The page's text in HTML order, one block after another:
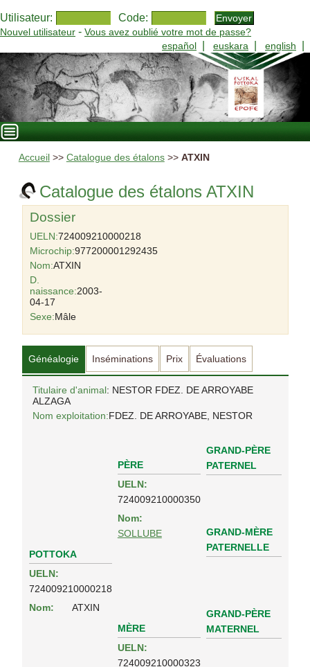
Utilisateur: Code:
Nouvel utilisateur - Vous avez oublié votre mot de passe?
español
euskara english
Accueil >> Catalogue des étalons>> ATXIN
Catalogue des étalons ATXIN
Dossier
UELN:724009210000218
Microchip:977200001292435
Nom:ATXIN
D.
naissance:2003-
04-17
Sexe:Mâle
Généalogie Inséminations Prix Évaluations
Titulaire d'animal: NESTOR FDEZ. DE ARROYABE
ALZAGA
Nom exploitation:FDEZ. DE ARROYABE, NESTOR
POTTOKA
UELN:
724009210000218
Nom:
ATXIN
PÈRE
UELN:
724009210000350
Nom:
SOLLUBE
GRAND-PÈRE
PATERNEL
GRAND-MÈRE
PATERNELLE
MÈRE
UELN:
724009210000323
GRAND-PÈRE
MATERNEL